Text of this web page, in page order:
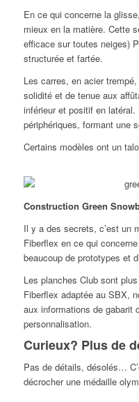
En ce qui concerne la
mieux en la matière. Cette
efficace sur toutes neiges)
structurée et fartée.
Les carres, en acier
solidité et de tenue aux
inférieur et positif en
périphériques, formant une
Certains modèles ont un
Construction Green
Il y a des secrets, c’est un
Fiberflex en ce qui
beaucoup de prototypes et
Les planches Club sont
Fiberflex adaptée au SBX,
aux informations de gabarit
personnalisation.
Curieux? Plus de
Pas de détails, désolés…
décrocher une médaille